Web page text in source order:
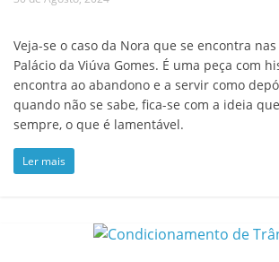
Veja-se o caso da Nora que se encontra
Palácio da Viúva Gomes. É uma peça com
encontra ao abandono e a servir como
quando não se sabe, fica-se com a ideia
sempre, o que é lamentável.
Ler mais